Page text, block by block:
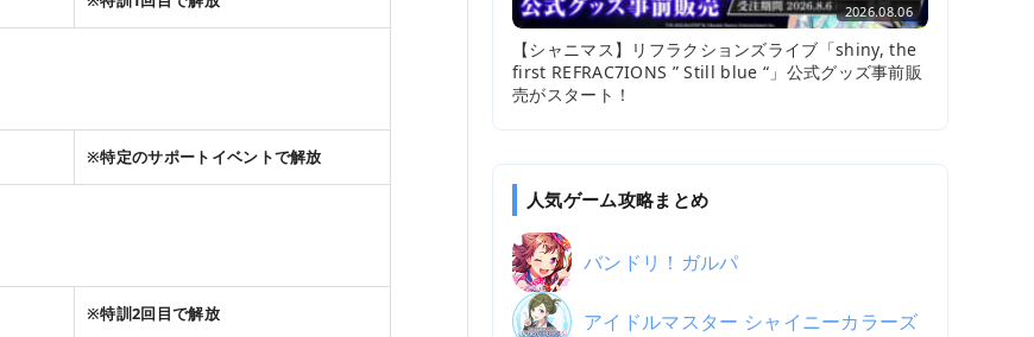
※特定のサポートイベントで解放
※特訓2回目で解放
2026.08.06
【シャニマス】リフラクションズライブ「shiny, the
first REFRAC7IONS ” Still blue “」公式グッズ事前販
売がスタート！
人気ゲーム攻略まとめ
バンドリ！ガルパ
アイドルマスター シャイニーカラーズ